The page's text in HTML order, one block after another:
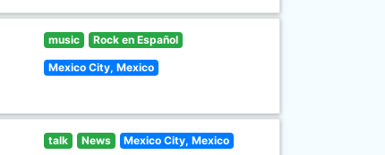
music Rock en Español
Mexico City, Mexico
talk News Mexico City, Mexico